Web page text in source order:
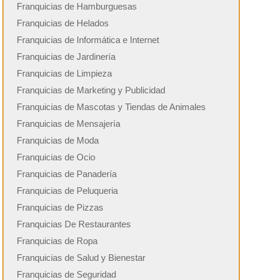
Franquicias de Hamburguesas
Franquicias de Helados
Franquicias de Informática e Internet
Franquicias de Jardinería
Franquicias de Limpieza
Franquicias de Marketing y Publicidad
Franquicias de Mascotas y Tiendas de Animales
Franquicias de Mensajería
Franquicias de Moda
Franquicias de Ocio
Franquicias de Panadería
Franquicias de Peluqueria
Franquicias de Pizzas
Franquicias De Restaurantes
Franquicias de Ropa
Franquicias de Salud y Bienestar
Franquicias de Seguridad